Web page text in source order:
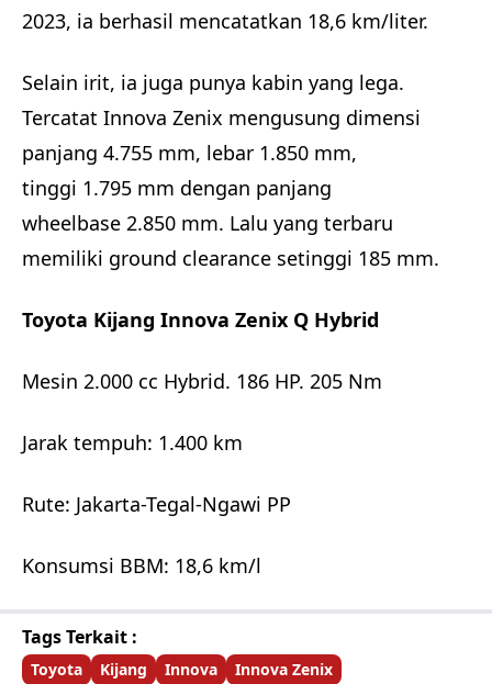
2023, ia berhasil mencatatkan 18,6 km/liter.
Selain irit, ia juga punya kabin yang lega.
Tercatat Innova Zenix mengusung dimensi
panjang 4.755 mm, lebar 1.850 mm,
tinggi 1.795 mm dengan panjang
wheelbase 2.850 mm. Lalu yang terbaru
memiliki ground clearance setinggi 185 mm.
Toyota Kijang Innova Zenix Q Hybrid
Mesin 2.000 cc Hybrid. 186 HP. 205 Nm
Jarak tempuh: 1.400 km
Rute: Jakarta-Tegal-Ngawi PP
Konsumsi BBM: 18,6 km/l
Tags Terkait :
Toyota Kijang Innova Innova Zenix